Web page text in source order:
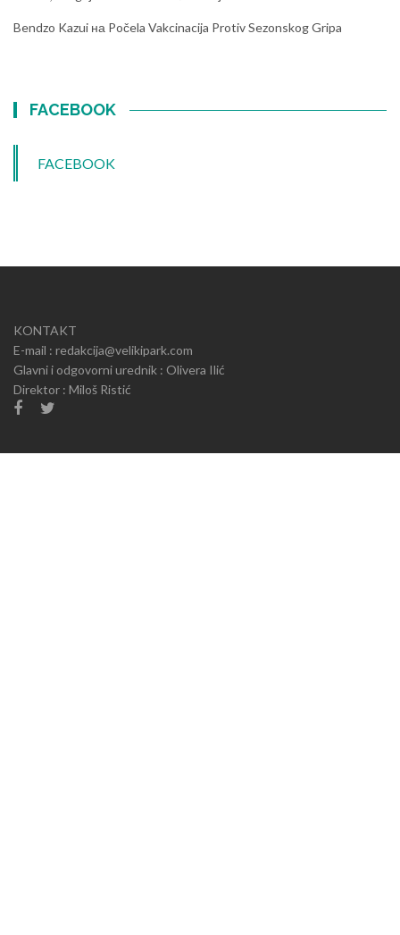
Bendzo Kazui на Počela Vakcinacija Protiv Sezonskog Gripa
FACEBOOK
FACEBOOK
KONTAKT
E-mail : redakcija@velikipark.com
Glavni i odgovorni urednik : Olivera Ilić
Direktor : Miloš Ristić